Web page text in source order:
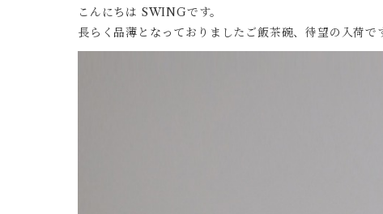
こんにちは SWINGです。
長らく品薄となっておりましたご飯茶碗、待望の入荷で